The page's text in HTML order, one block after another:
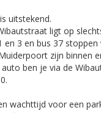
uitstekend.
ligt op
3 en bus 37 stoppen
zijn binnen
ben je via de
wachttijd voor een